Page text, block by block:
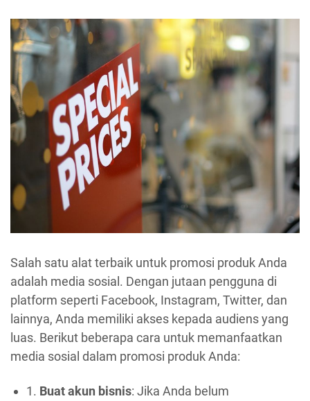
Salah satu alat terbaik untuk promosi produk Anda
adalah media sosial. Dengan jutaan pengguna di
platform seperti Facebook, Instagram, Twitter, dan
lainnya, Anda memiliki akses kepada audiens yang
luas. Berikut beberapa cara untuk memanfaatkan
media sosial dalam promosi produk Anda:
1. Buat akun bisnis: Jika Anda belum